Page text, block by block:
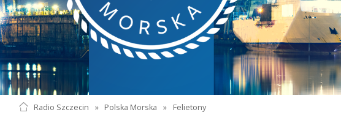
Radio Szczecin » Polska Morska » Felietony